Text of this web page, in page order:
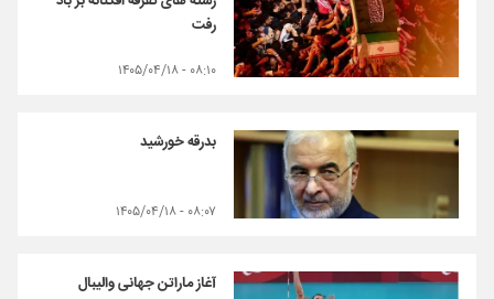
رفت
۰۸:۱۰ - ۱۴۰۵/۰۴/۱۸
بدرقه خورشید
۰۸:۰۷ - ۱۴۰۵/۰۴/۱۸
آغاز ماراتن جهانی والیبال